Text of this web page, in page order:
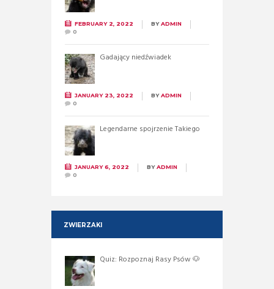
FEBRUARY 2, 2022 BYADMIN
0
Gadający niedźwiadek
JANUARY 23, 2022 BYADMIN
0
Legendarne spojrzenie Takiego
JANUARY 6, 2022 BYADMIN
0
ZWIERZAKI
Quiz: Rozpoznaj Rasy Psów 🐶